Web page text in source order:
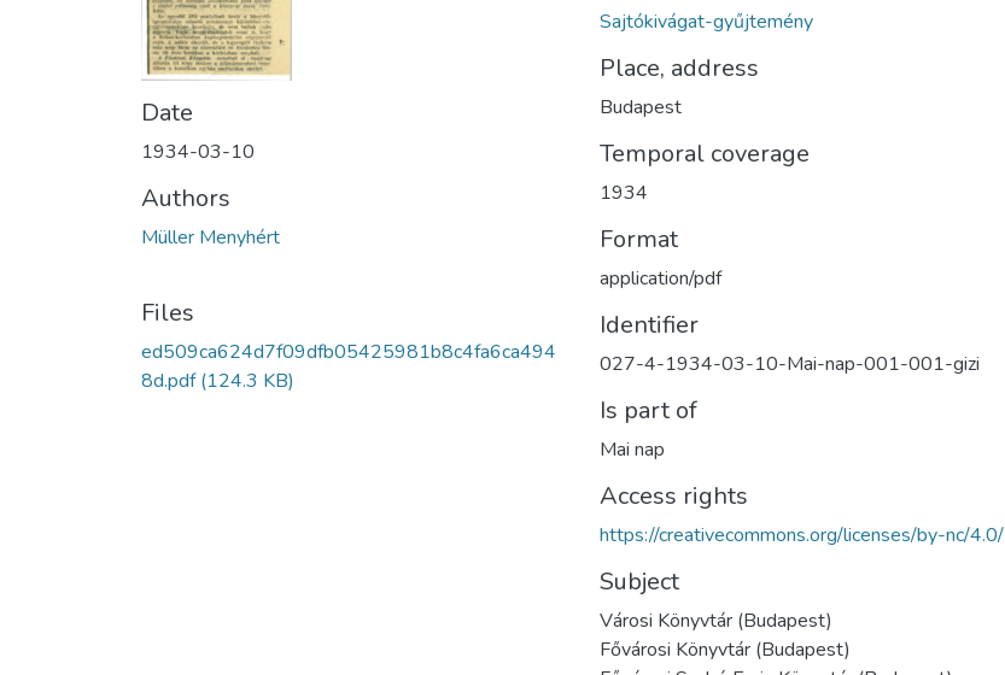
Date
1934-03-10
Authors
Müller Menyhért
Files
ed509ca624d7f09dfb05425981b8c4fa6ca494
8d.pdf(124.3 KB)
Sajtókivágat-gyűjtemény
Place, address
Budapest
Temporal coverage
1934
Format
application/pdf
Identifier
027-4-1934-03-10-Mai-nap-001-001-gizi
Is part of
Mai nap
Access rights
https://creativecommons.org/licenses/by-nc/4.0/
Subject
Városi Könyvtár (Budapest)
Fővárosi Könyvtár (Budapest)